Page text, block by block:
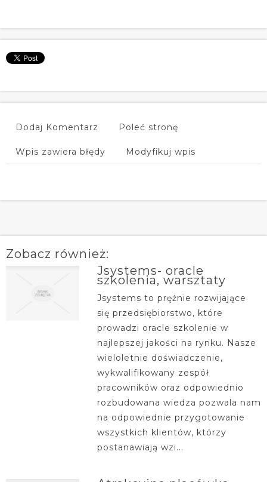
Dodaj Komentarz Poleć stronę
Wpis zawiera błędy Modyfikuj wpis
Zobacz również:
Jsystems- oracle
szkolenia, warsztaty
Jsystems to prężnie rozwijające
się przedsiębiorstwo, które
prowadzi oracle szkolenie w
najlepszej jakości na rynku. Nasze
wieloletnie doświadczenie,
wykwalifikowany zespół
pracowników oraz odpowiednio
rozbudowana wiedza pozwala nam
na odpowiednie przygotowanie
wszystkich klientów, którzy
postanawiają wzi...